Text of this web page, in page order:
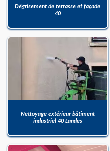
Dégrisement de terrasse et façade
40
Nettoyage extérieur bâtiment
industriel 40 Landes